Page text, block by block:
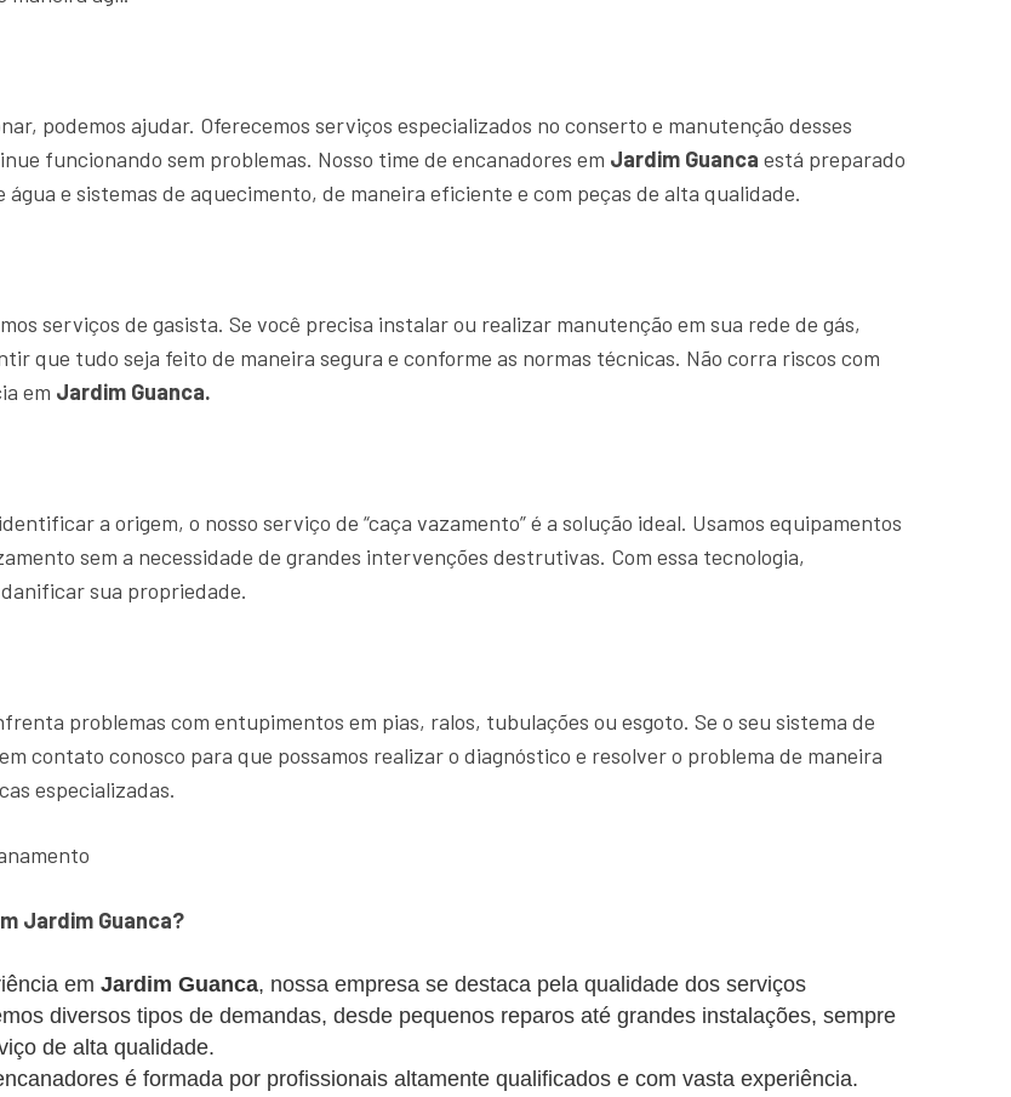
podemos ajudar. Oferecemos serviços especializados no conserto e manutenção desses
funcionando sem problemas. Nosso time de encanadores em Jardim Guanca está preparado
e sistemas de aquecimento, de maneira eficiente e com peças de alta qualidade.
serviços de gasista. Se você precisa instalar ou realizar manutenção em sua rede de gás,
que tudo seja feito de maneira segura e conforme as normas técnicas. Não corra riscos com
em Jardim Guanca.
a origem, o nosso serviço de “caça vazamento” é a solução ideal. Usamos equipamentos
sem a necessidade de grandes intervenções destrutivas. Com essa tecnologia,
sua propriedade.
problemas com entupimentos em pias, ralos, tubulações ou esgoto. Se o seu sistema de
contato conosco para que possamos realizar o diagnóstico e resolver o problema de maneira
especializadas.
Jardim Guanca?
em Jardim Guanca, nossa empresa se destaca pela qualidade dos serviços
diversos tipos de demandas, desde pequenos reparos até grandes instalações, sempre
de alta qualidade.
é formada por profissionais altamente qualificados e com vasta experiência.